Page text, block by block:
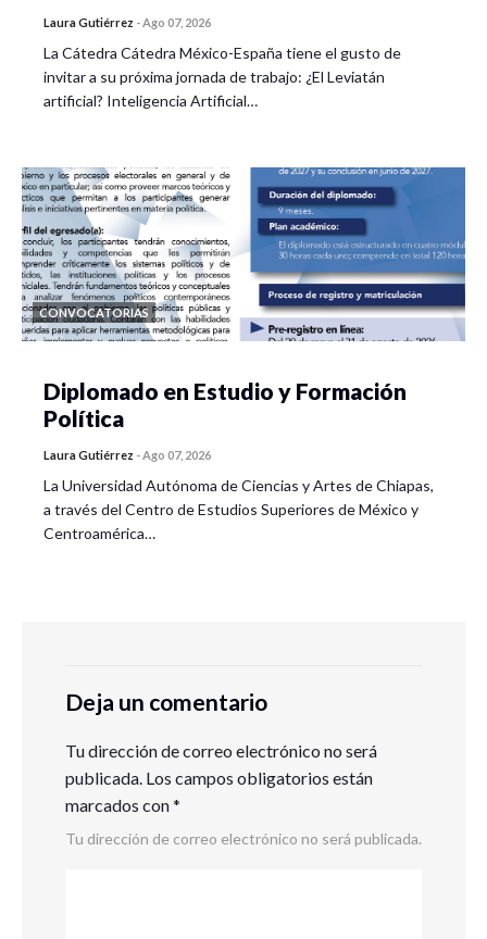
Laura Gutiérrez -Ago 07, 2026
La Cátedra Cátedra México-España tiene el gusto de
invitar a su próxima jornada de trabajo: ¿El Leviatán
artificial? Inteligencia Artificial…
CONVOCATORIAS
Diplomado en Estudio y Formación
Política
Laura Gutiérrez -Ago 07, 2026
La Universidad Autónoma de Ciencias y Artes de Chiapas,
a través del Centro de Estudios Superiores de México y
Centroamérica…
Deja un comentario
Tu dirección de correo electrónico no será
publicada. Los campos obligatorios están
marcados con*
Tu dirección de correo electrónico no será publicada.